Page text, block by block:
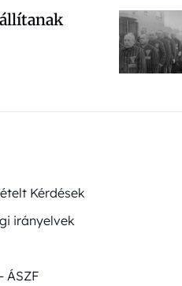
Kérdések
irányelvek
ÁSZF